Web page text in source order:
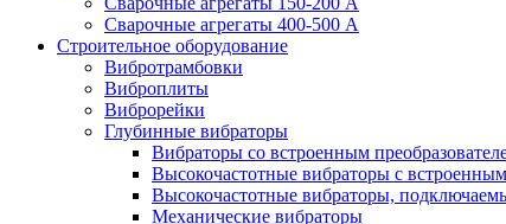
Сварочные агрегаты 400-500 А
Строительное оборудование
Вибротрамбовки
Виброплиты
Виброрейки
Глубинные вибраторы
Вибраторы со встроенным
Высокочастотные вибраторы с
Высокочастотные вибраторы,
Механические вибраторы